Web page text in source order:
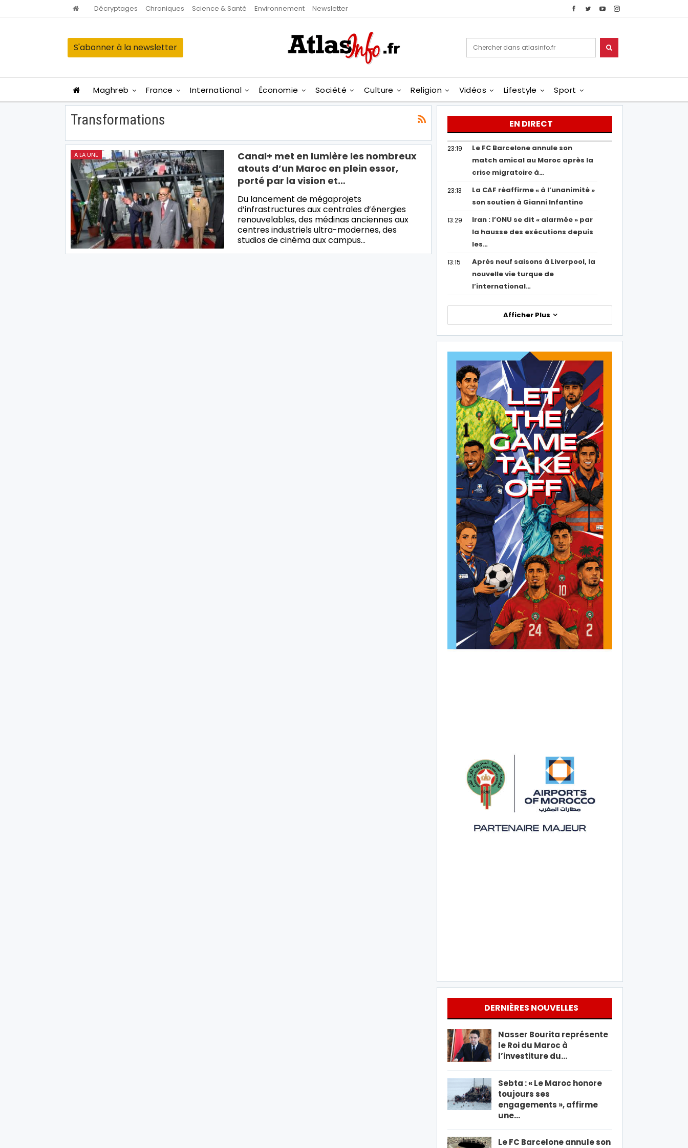
Décryptages Chroniques Science & Santé Environnement Newsletter
S'abonner à la newsletter
Maghreb France International Économie Société Culture Religion Vidéos Lifestyle Sport
Transformations
A LA UNE
Canal+ met en lumière les nombreux
atouts d’un Maroc en plein essor,
porté par la vision et…
Du lancement de mégaprojets
d’infrastructures aux centrales d’énergies
renouvelables, des médinas anciennes aux
centres industriels ultra-modernes, des
studios de cinéma aux campus…
EN DIRECT
23:19
Le FC Barcelone annule son
match amical au Maroc après la
crise migratoire à…
23:13
La CAF réaffirme « à l’unanimité »
son soutien à Gianni Infantino
13:29
Iran : l’ONU se dit « alarmée » par
la hausse des exécutions depuis
les…
13:15
Après neuf saisons à Liverpool, la
nouvelle vie turque de
l’international…
Afficher Plus
DERNIÈRES NOUVELLES
Nasser Bourita représente
le Roi du Maroc à
l’investiture du…
Sebta : « Le Maroc honore
toujours ses
engagements », affirme
une…
Le FC Barcelone annule son